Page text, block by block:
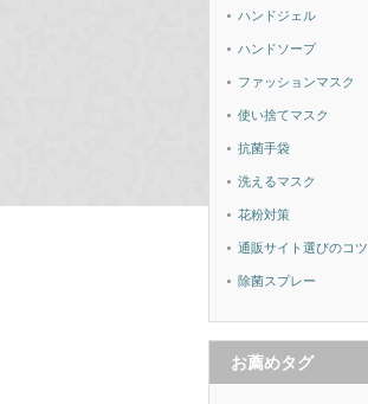
ハンドジェル
ハンドソープ
ファッションマスク
使い捨てマスク
抗菌手袋
洗えるマスク
花粉対策
通販サイト選びのコツ
除菌スプレー
お薦めタグ